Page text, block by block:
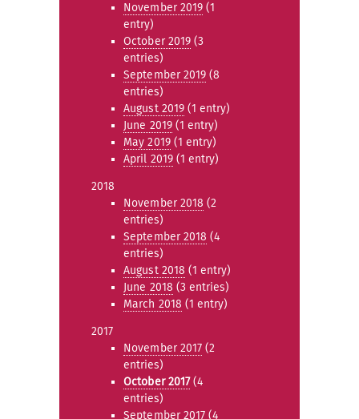
November 2019 (1
entry)
October 2019 (3
entries)
September 2019 (8
entries)
August 2019 (1 entry)
June 2019(1 entry)
May 2019(1 entry)
April 2019 (1 entry)
2018
November 2018 (2
entries)
September 2018 (4
entries)
August 2018 (1 entry)
June 2018 (3 entries)
March 2018 (1 entry)
2017
November 2017 (2
entries)
October 2017(4
entries)
September 2017 (4